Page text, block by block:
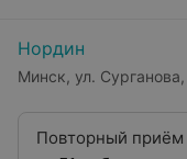
Нордин
Минск, ул.
Повторный приём